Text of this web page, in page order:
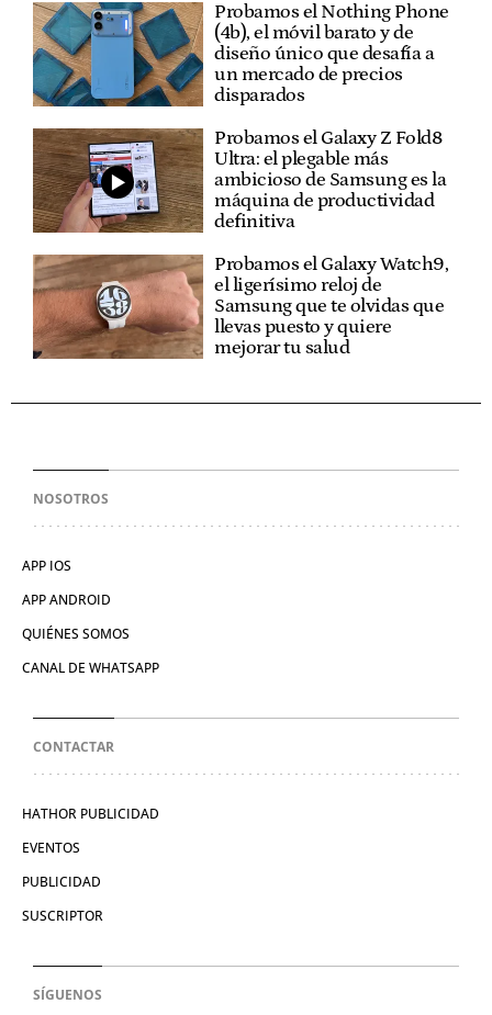
Probamos el Nothing Phone
(4b), el móvil barato y de
diseño único que desafía a
un mercado de precios
disparados
Probamos el Galaxy Z Fold8
Ultra: el plegable más
ambicioso de Samsung es la
máquina de productividad
definitiva
Probamos el Galaxy Watch9,
el ligerísimo reloj de
Samsung que te olvidas que
llevas puesto y quiere
mejorar tu salud
NOSOTROS
APP IOS
APP ANDROID
QUIÉNES SOMOS
CANAL DE WHATSAPP
CONTACTAR
HATHOR PUBLICIDAD
EVENTOS
PUBLICIDAD
SUSCRIPTOR
SÍGUENOS